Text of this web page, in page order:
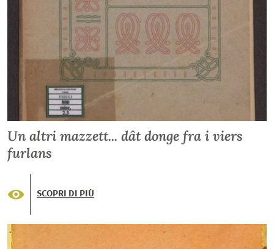
Un altri mazzett... dât donge fra i viers
furlans
SCOPRI DI PIÙ